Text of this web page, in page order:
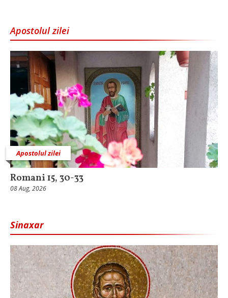
Apostolul zilei
Apostolul zilei
Romani 15, 30-33
08 Aug, 2026
Sinaxar